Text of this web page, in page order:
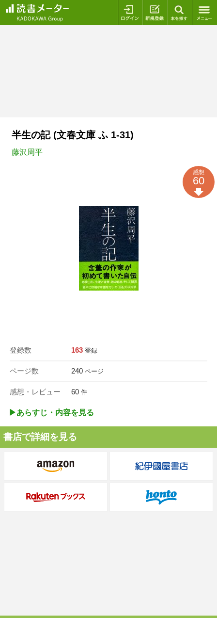
ログイン 新規登録
半生の記 (文春文庫 ふ 1-31)
藤沢周平
登録数 163 登録
ページ数 240 ページ
感想・レビュー 60 件
感想
60
▶︎あらすじ・内容を見る
書店で詳細を見る